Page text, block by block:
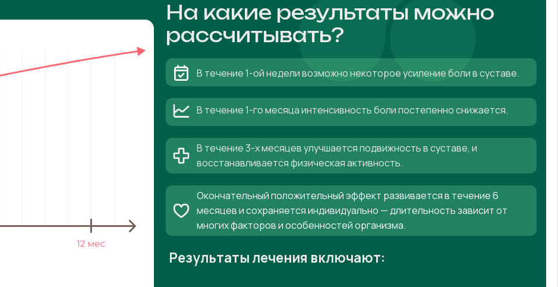
На какие результаты можно
рассчитывать?
В течение 1-ой недели возможно некоторое усиление боли в суставе.
В течение 1-го месяца интенсивность боли постепенно снижается.
В течение 3-х месяцев улучшается подвижность в суставе, и
восстанавливается физическая активность.
Окончательный положительный эффект развивается в течение 6
месяцев и сохраняется индивидуально — длительность зависит от
многих факторов и особенностей организма.
Результаты лечения включают: